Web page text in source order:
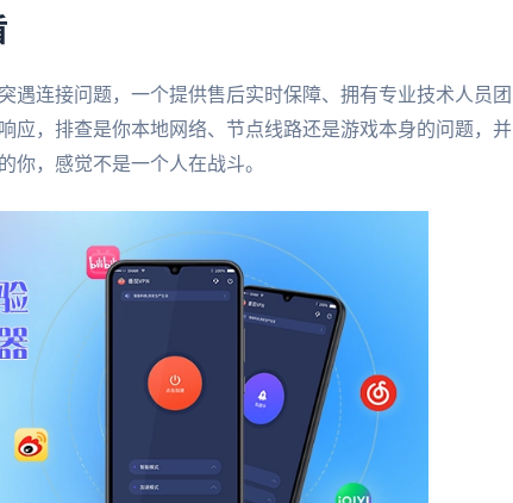
遇连接问题，一个提供售后实时保障、拥有专业技术人员团
应，排查是你本地网络、节点线路还是游戏本身的问题，并
你，感觉不是一个人在战斗。